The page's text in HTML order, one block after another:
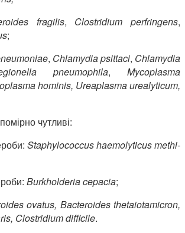
fragilis, Clostridium perfringens,
;
, Chlamydiapsittaci, Chlamydia
pneumophila, Mycoplasma
hominis, Ureaplasmaurealyticum,
чутливі:
Staphylococcushaemolyticusmethi-
Burkholderiacepacia;
ovatus, Bacteroides thetaiotamicron,
, Clostridiumdifficile.